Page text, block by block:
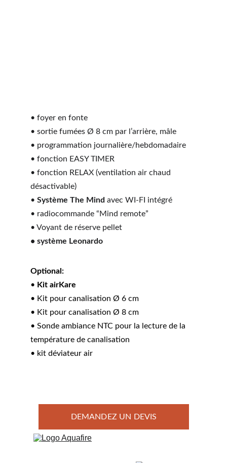
• foyer en fonte
• sortie fumées Ø 8 cm par l’arrière, mâle
• programmation journalière/hebdomadaire
• fonction EASY TIMER
• fonction RELAX (ventilation air chaud
désactivable)
• Système The Mind avec WI-FI intégré
• radiocommande “Mind remote”
• Voyant de réserve pellet
• système Leonardo
Optional:
• Kit airKare
• Kit pour canalisation Ø 6 cm
• Kit pour canalisation Ø 8 cm
• Sonde ambiance NTC pour la lecture de la
température de canalisation
• kit déviateur air
DEMANDEZ UN DEVIS